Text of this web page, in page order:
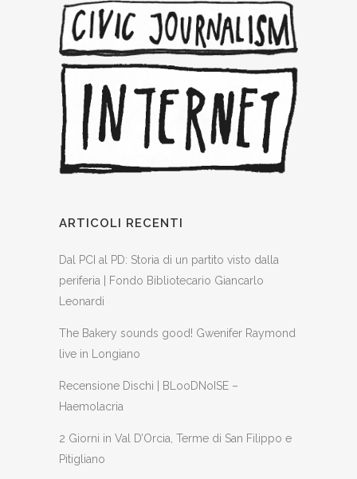
ARTICOLI RECENTI
Dal PCI al PD: Storia di un partito visto dalla
periferia | Fondo Bibliotecario Giancarlo
Leonardi
The Bakery sounds good! Gwenifer Raymond
live in Longiano
Recensione Dischi | BLooDNoISE –
Haemolacria
2 Giorni in Val D’Orcia, Terme di San Filippo e
Pitigliano